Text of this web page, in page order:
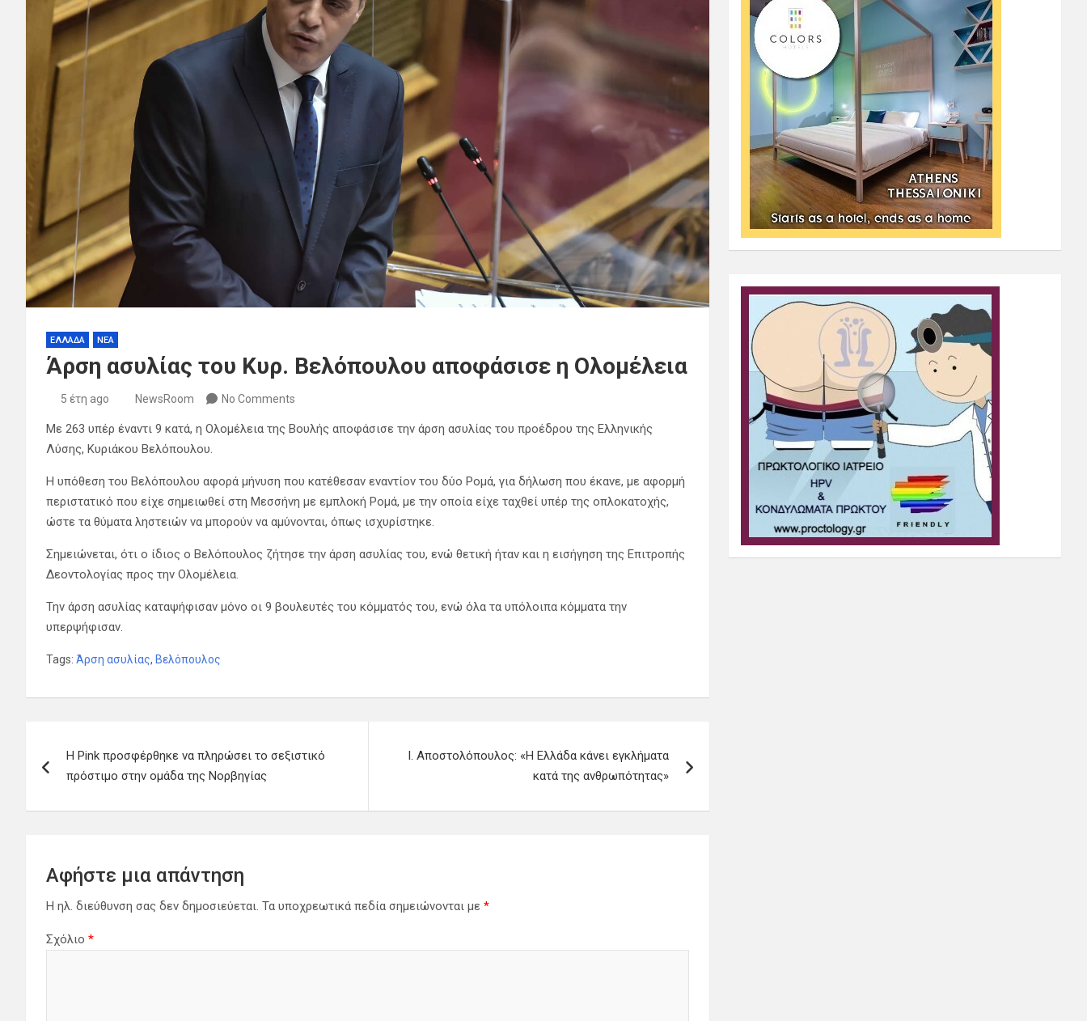
ΕΛΛΑΔΑ ΝΕΑ
Άρση ασυλίας του Κυρ. Βελόπουλου αποφάσισε η Ολομέλεια
5 έτη ago NewsRoom No Comments
Με 263 υπέρ έναντι 9 κατά, η Ολομέλεια της Βουλής αποφάσισε την άρση ασυλίας του προέδρου της Ελληνικής
Λύσης, Κυριάκου Βελόπουλου.
Η υπόθεση του Βελόπουλου αφορά μήνυση που κατέθεσαν εναντίον του δύο Ρομά, για δήλωση που έκανε, με αφορμή
περιστατικό που είχε σημειωθεί στη Μεσσήνη με εμπλοκή Ρομά, με την οποία είχε ταχθεί υπέρ της οπλοκατοχής,
ώστε τα θύματα ληστειών να μπορούν να αμύνονται, όπως ισχυρίστηκε.
Σημειώνεται, ότι ο ίδιος ο Βελόπουλος ζήτησε την άρση ασυλίας του, ενώ θετική ήταν και η εισήγηση της Επιτροπής
Δεοντολογίας προς την Ολομέλεια.
Την άρση ασυλίας καταψήφισαν μόνο οι 9 βουλευτές του κόμματός του, ενώ όλα τα υπόλοιπα κόμματα την
υπερψήφισαν.
Tags: Άρση ασυλίας, Βελόπουλος
άρθρων
Η Pink προσφέρθηκε να πληρώσει το σεξιστικό
πρόστιμο στην ομάδα της Νορβηγίας
Ι. Αποστολόπουλος: «Η Ελλάδα κάνει εγκλήματα
κατά της ανθρωπότητας»
Αφήστε μια απάντηση
Η ηλ. διεύθυνση σας δεν δημοσιεύεται. Τα υποχρεωτικά πεδία σημειώνονται με *
Σχόλιο *